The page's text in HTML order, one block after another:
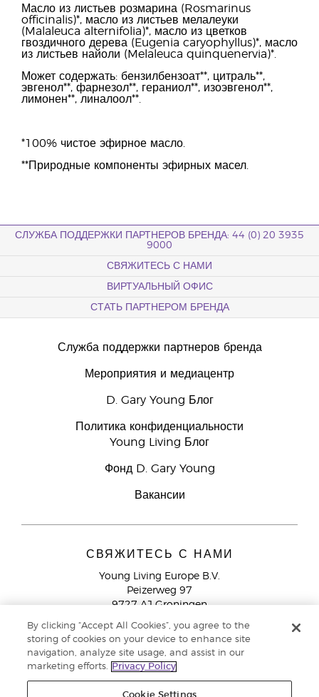
Масло из листьев розмарина (Rosmarinus
officinalis)*, масло из листьев мелалеуки
(Malaleuca alternifolia)*, масло из цветков
гвоздичного дерева (Eugenia caryophyllus)*, масло
из листьев найоли (Melaleuca quinquenervia)*.
Может содержать: бензилбензоат**, цитраль**,
эвгенол**, фарнезол**, гераниол**, изоэвгенол**,
лимонен**, линалоол**.
*100% чистое эфирное масло.
**Природные компоненты эфирных масел.
СЛУЖБА ПОДДЕРЖКИ ПАРТНЕРОВ БРЕНДА: 44 (0) 20 3935
9000
СВЯЖИТЕСЬ С НАМИ
ВИРТУАЛЬНЫЙ ОФИС
СТАТЬ ПАРТНЕРОМ БРЕНДА
Служба поддержки партнеров бренда
Мероприятия и медиацентр
D. Gary Young Блог
Политика конфиденциальности
Young Living Блог
Фонд D. Gary Young
Вакансии
СВЯЖИТЕСЬ С НАМИ
Young Living Europe B.V.
Peizerweg 97
9727 AJ Groningen
Netherlands
Служба поддержки партнеров бренда+44 (0) 20 3935
9000
By clicking “Accept All Cookies”, you agree to the
storing of cookies on your device to enhance site
navigation, analyze site usage, and assist in our
marketing efforts.
Privacy Policy